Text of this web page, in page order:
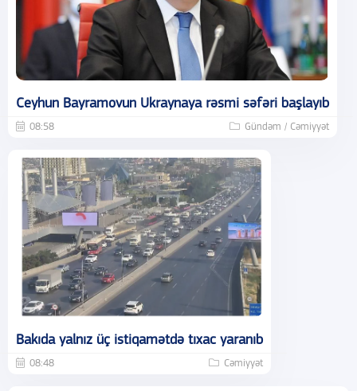
Ceyhun Bayramovun Ukraynaya rəsmi səfəri başlayıb
08:58 Gündəm / Cəmiyyət
Bakıda yalnız üç istiqamətdə tıxac yaranıb
08:48 Cəmiyyət